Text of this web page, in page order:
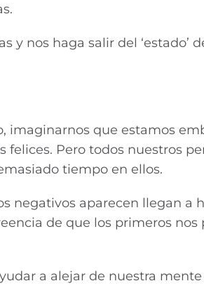
y nos haga salir del ‘estado’
imaginarnos que estamos
felices. Pero todos nuestros
tiempo en ellos.
negativos aparecen llegan a
de que los primeros
a alejar de nuestra